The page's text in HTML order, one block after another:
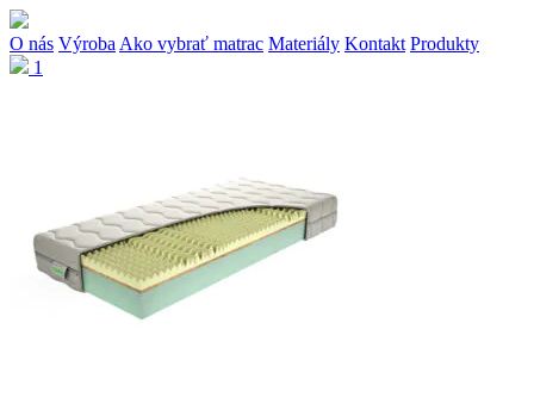
O nás Výroba Ako vybrať matrac Materiály Kontakt Produkty
1